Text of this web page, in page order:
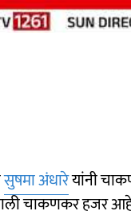
सुषमा अंधारेयांनी
चाकणकर हजर